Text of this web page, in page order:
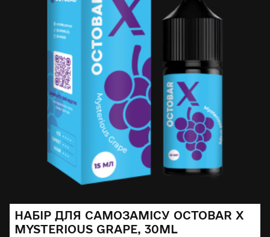
НАБІР ДЛЯ САМОЗАМІСУ OCTOBAR X
MYSTERIOUS GRAPE, 30ML